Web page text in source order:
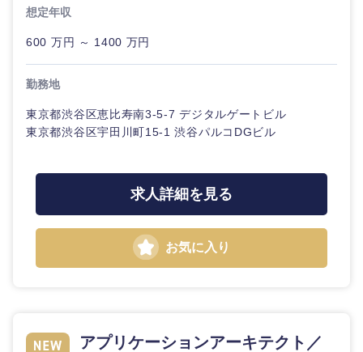
徳島県
香川県 愛媛県
想定年収
600 万円 ～ 1400 万円
勤務地
東京都渋谷区恵比寿南3-5-7 デジタルゲートビル
東京都渋谷区宇田川町15-1 渋谷パルコDGビル
求人詳細を見る
お気に入り
アプリケーションアーキテクト／